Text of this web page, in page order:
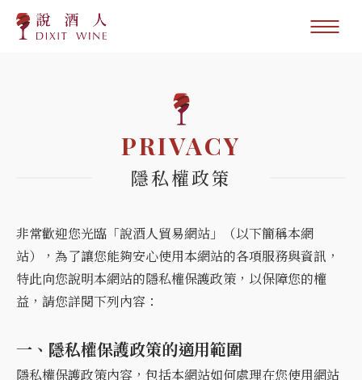
PRIVACY
隱私權政策
非常歡迎您光臨「說酒人貿易網站」（以下簡稱本網
站），為了讓您能夠安心使用本網站的各項服務與資訊，
特此向您說明本網站的隱私權保護政策，以保障您的權
益，請您詳閱下列內容：
一、隱私權保護政策的適用範圍
隱私權保護政策內容，包括本網站如何處理在您使用網站